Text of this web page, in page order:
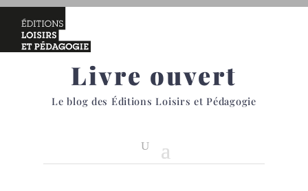
Livre ouvert
Le blog des Éditions Loisirs et Pédagogie